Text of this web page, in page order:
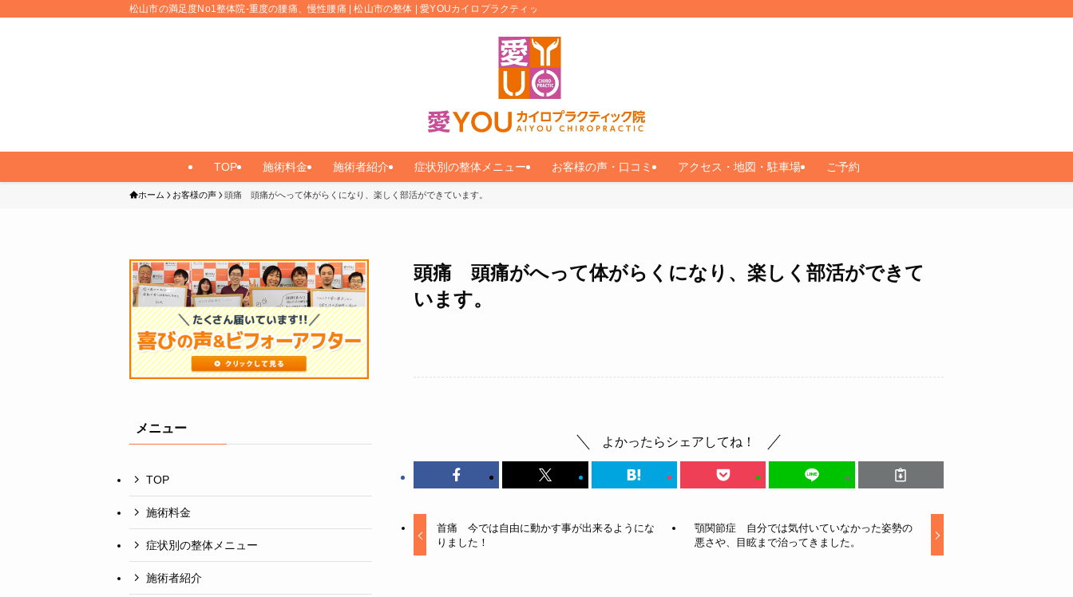
松山市の満足度No1整体院-重度の腰痛、慢性腰痛 | 松山市の整体 | 愛YOUカイロプラクティック
TOP 施術料金 施術者紹介 症状別の整体メニュー お客様の声・口コミ アクセス・地図・駐車場 ご予約
ホーム お客様の声 頭痛 頭痛がへって体がらくになり、楽しく部活ができています。
頭痛 頭痛がへって体がらくになり、楽しく部活ができて
います。
よかったらシェアしてね！
首痛 今では自由に動かす事が出来るようにな
りました！
顎関節症 自分では気付いていなかった姿勢の
悪さや、目眩まで治ってきました。
メニュー
TOP
施術料金
症状別の整体メニュー
施術者紹介